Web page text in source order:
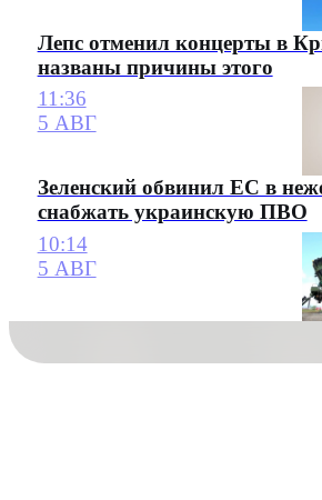
Лепс отменил концерты в
названы причины этого
11:36
5 АВГ
Зеленский обвинил ЕС в
снабжать украинскую ПВО
10:14
5 АВГ